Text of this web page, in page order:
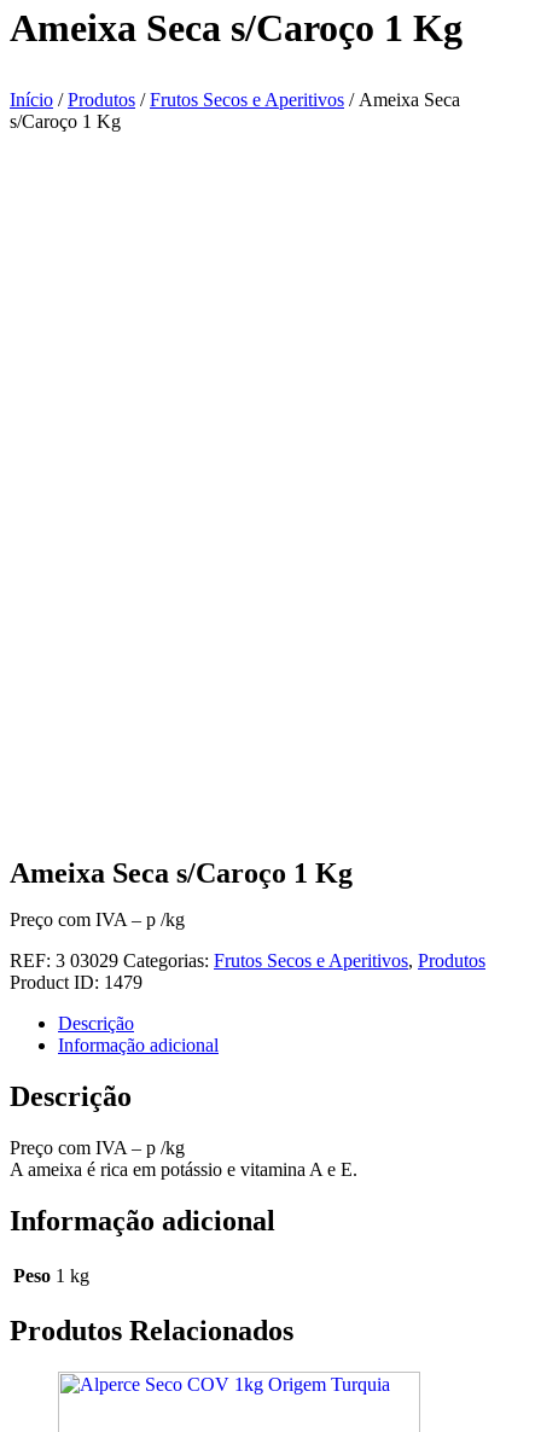
Ameixa Seca s/Caroço 1 Kg
Início /Produtos /Frutos Secos e Aperitivos / Ameixa Seca
s/Caroço 1 Kg
Ameixa Seca s/Caroço 1 Kg
Preço com IVA – p /kg
REF: 3 03029 Categorias: Frutos Secos e Aperitivos, Produtos
Product ID: 1479
Descrição
Informação adicional
Descrição
Preço com IVA – p /kg
A ameixa é rica em potássio e vitamina A e E.
Informação adicional
Peso 1 kg
Produtos Relacionados